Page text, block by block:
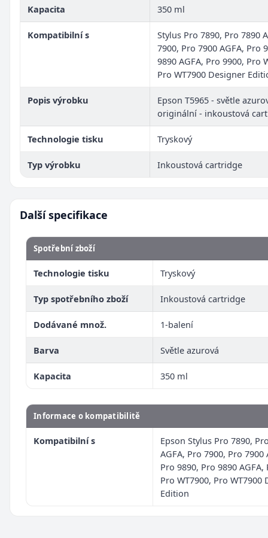
Kapacita 350 ml
Kompatibilní s
Stylus Pro 7890, Pro 7890
7900, Pro 7900 AGFA, Pro
9890 AGFA, Pro 9900, Pro
Pro WT7900 Designer
Popis výrobku
Epson T5965 - světle
originální - inkoustová
Technologie tisku Tryskový
Typ výrobku Inkoustová cartridge
Další specifikace
Spotřební zboží
Technologie tisku Tryskový
Typ spotřebního zboží Inkoustová cartridge
Dodávané množ. 1-balení
Barva Světle azurová
Kapacita 350 ml
Informace o kompatibilitě
Kompatibilní s
Epson Stylus Pro 7890,
AGFA, Pro 7900, Pro 7900
Pro 9890, Pro 9890 AGFA,
Pro WT7900, Pro WT7900
Edition